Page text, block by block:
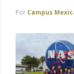
Por Campus